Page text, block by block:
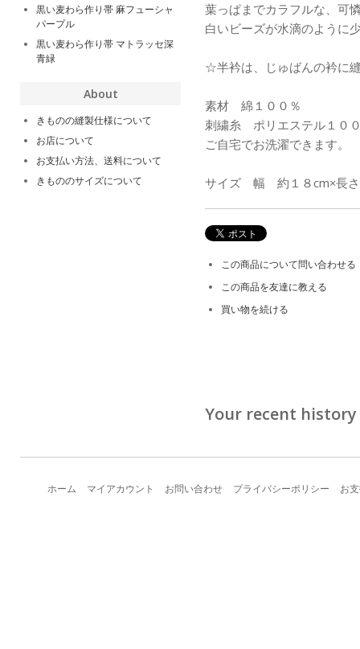
葉っぱまでカラフルな、可
白いビーズが水滴のように
☆半衿は、じゅばんの衿に
素材 綿１００％
刺繍糸 ポリエステル１０
ご自宅でお洗濯できます。
サイズ 幅 約１８cm×長さ
この商品について問い合わせる
この商品を友達に教える
買い物を続ける
Your recent history
黒い麦わら作り帯 麻フューシャ
パープル
黒い麦わら作り帯 マトラッセ深
青緑
About
きものの縫製仕様について
お店について
お支払い方法、送料について
きもののサイズについて
ホーム マイアカウント お問い合わせ プライバシーポリシー お